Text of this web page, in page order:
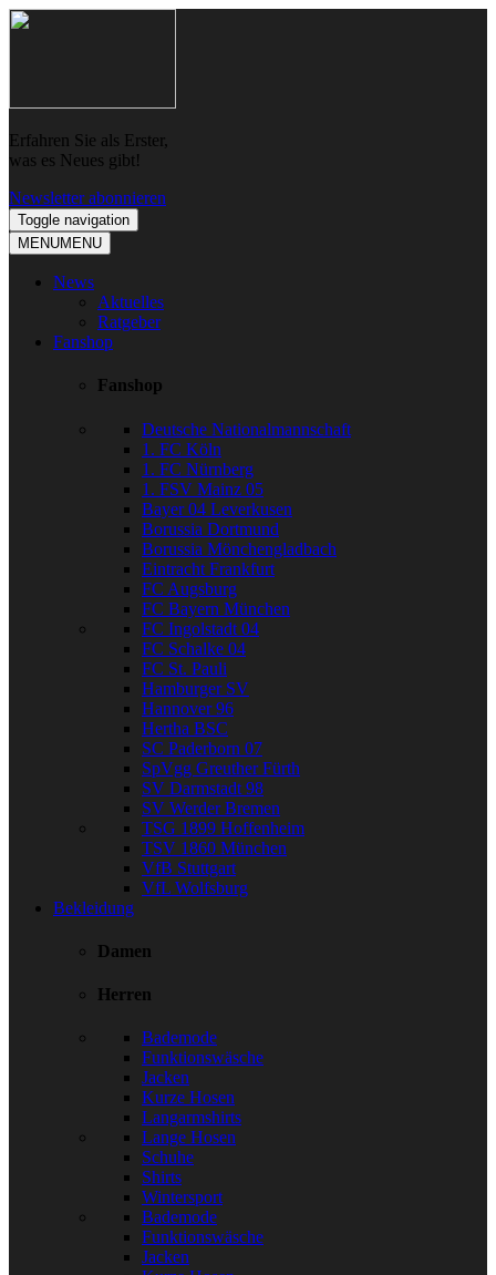
Skip
Skip
Erfahren Sie als Erster,
was es Neues gibt!
Newsletter abonnieren
Toggle navigation
MENUMENU
News
Aktuelles
Ratgeber
Fanshop
Fanshop
Deutsche Nationalmannschaft
1. FC Köln
1. FC Nürnberg
1. FSV Mainz 05
Bayer 04 Leverkusen
Borussia Dortmund
Borussia Mönchengladbach
Eintracht Frankfurt
FC Augsburg
FC Bayern München
FC Ingolstadt 04
FC Schalke 04
FC St. Pauli
Hamburger SV
Hannover 96
Hertha BSC
SC Paderborn 07
SpVgg Greuther Fürth
SV Darmstadt 98
SV Werder Bremen
TSG 1899 Hoffenheim
TSV 1860 München
VfB Stuttgart
VfL Wolfsburg
Bekleidung
Damen
Herren
Bademode
Funktionswäsche
Jacken
Kurze Hosen
Langarmshirts
Lange Hosen
Schuhe
Shirts
Wintersport
Bademode
Funktionswäsche
Jacken